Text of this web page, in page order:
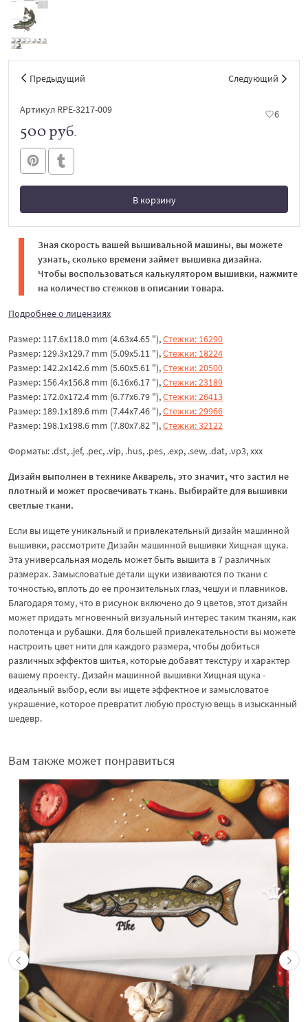
Предыдущий Следующий
Артикул RPE-3217-009 6
500 руб.
В корзину
В корзине
Зная скорость вашей вышивальной машины, вы можете
узнать, сколько времени займет вышивка дизайна.
Чтобы воспользоваться калькулятором вышивки, нажмите
на количество стежков в описании товара.
Подробнее о лицензиях
Размер: 117.6x118.0 mm (4.63x4.65 "),Стежки: 16290
Размер: 129.3x129.7 mm (5.09x5.11 "),Стежки: 18224
Размер: 142.2x142.6 mm (5.60x5.61 "),Стежки: 20500
Размер: 156.4x156.8 mm (6.16x6.17 "),Стежки: 23189
Размер: 172.0x172.4 mm (6.77x6.79 "),Стежки: 26413
Размер: 189.1x189.6 mm (7.44x7.46 "),Стежки: 29966
Размер: 198.1x198.6 mm (7.80x7.82 "),Стежки: 32122
Форматы: .dst, .jef, .pec, .vip, .hus, .pes, .exp, .sew, .dat, .vp3, ххх
Дизайн выполнен в технике Акварель, это значит, что застил не
плотный и может просвечивать ткань. Выбирайте для вышивки
светлые ткани.
Если вы ищете уникальный и привлекательный дизайн машинной
вышивки, рассмотрите Дизайн машинной вышивки Хищная щука.
Эта универсальная модель может быть вышита в 7 различных
размерах. Замысловатые детали щуки извиваются по ткани с
точностью, вплоть до ее пронзительных глаз, чешуи и плавников.
Благодаря тому, что в рисунок включено до 9 цветов, этот дизайн
может придать мгновенный визуальный интерес таким тканям, как
полотенца и рубашки. Для большей привлекательности вы можете
настроить цвет нити для каждого размера, чтобы добиться
различных эффектов шитья, которые добавят текстуру и характер
вашему проекту. Дизайн машинной вышивки Хищная щука -
идеальный выбор, если вы ищете эффектное и замысловатое
украшение, которое превратит любую простую вещь в изысканный
шедевр.
Вам также может понравиться